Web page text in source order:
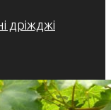
дріжджі